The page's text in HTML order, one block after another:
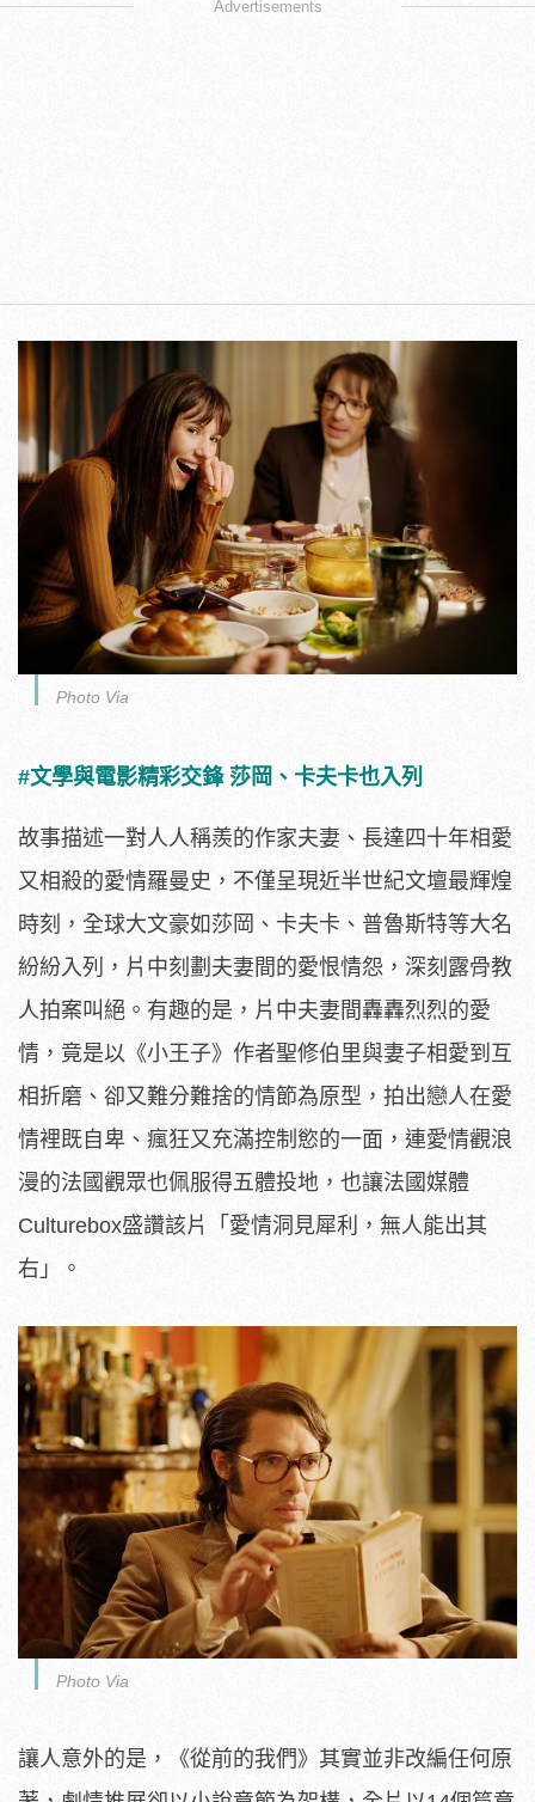
Advertisements
Photo Via
#文學與電影精彩交鋒 莎岡、卡夫卡也入列
故事描述一對人人稱羨的作家夫妻、長達四十年相愛
又相殺的愛情羅曼史，不僅呈現近半世紀文壇最輝煌
時刻，全球大文豪如莎岡、卡夫卡、普魯斯特等大名
紛紛入列，片中刻劃夫妻間的愛恨情怨，深刻露骨教
人拍案叫絕。有趣的是，片中夫妻間轟轟烈烈的愛
情，竟是以《小王子》作者聖修伯里與妻子相愛到互
相折磨、卻又難分難捨的情節為原型，拍出戀人在愛
情裡既自卑、瘋狂又充滿控制慾的一面，連愛情觀浪
漫的法國觀眾也佩服得五體投地，也讓法國媒體
Culturebox盛讚該片「愛情洞見犀利，無人能出其
右」。
Photo Via
讓人意外的是，《從前的我們》其實並非改編任何原